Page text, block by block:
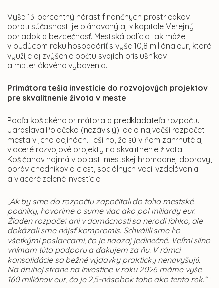
Vyše 13-percentný nárast finančných prostriedkov
oproti súčasnosti je plánovaný aj v kapitole Verejný
poriadok a bezpečnosť. Mestská polícia tak môže
v budúcom roku hospodáriť s vyše 10,8 milióna eur, ktoré
využije aj zvýšenie počtu svojich príslušníkov
a materiálového vybavenia.
Primátora tešia investície do rozvojových projektov
pre skvalitnenie života v meste
Podľa košického primátora a predkladateľa rozpočtu
Jaroslava Polačeka (nezávislý) ide o najväčší rozpočet
mesta v jeho dejinách. Teší ho, že sú v ňom zahrnuté aj
viaceré rozvojové projekty na skvalitnenie života
Košičanov najmä v oblasti mestskej hromadnej dopravy,
opráv chodníkov a ciest, sociálnych vecí, vzdelávania
a viaceré zelené investície.
„Ak by sme do rozpočtu započítali do toho mestské
podniky, hovoríme o sume viac ako pol miliardy eur.
Žiaden rozpočet ani v domácnosti sa nerodí ľahko, ale
dokázali sme nájsť kompromis. Schválili sme ho
všetkými poslancami, čo je naozaj jedinečné. Veľmi silno
vnímam túto podporu a ďakujem za ňu. V rámci
konsolidácie sa bežné výdavky prakticky nenavyšujú.
Na druhej strane na investície v roku 2026 máme vyše
160 miliónov eur, čo je 2,5-násobok toho ako tento rok.“